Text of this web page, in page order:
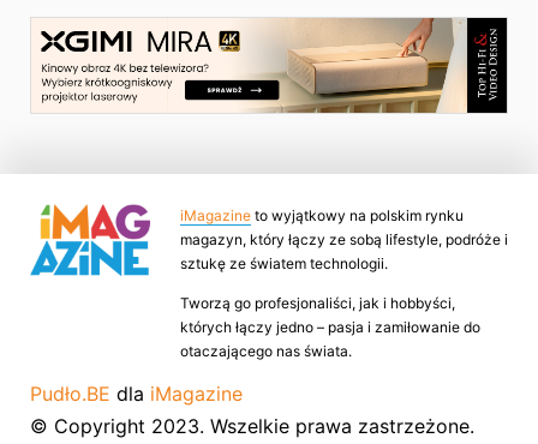
iMagazine to wyjątkowy na polskim rynku
magazyn, który łączy ze sobą lifestyle, podróże i
sztukę ze światem technologii.
Tworzą go profesjonaliści, jak i hobbyści,
których łączy jedno – pasja i zamiłowanie do
otaczającego nas świata.
Pudło.BE dla iMagazine
© Copyright 2023. Wszelkie prawa zastrzeżone.